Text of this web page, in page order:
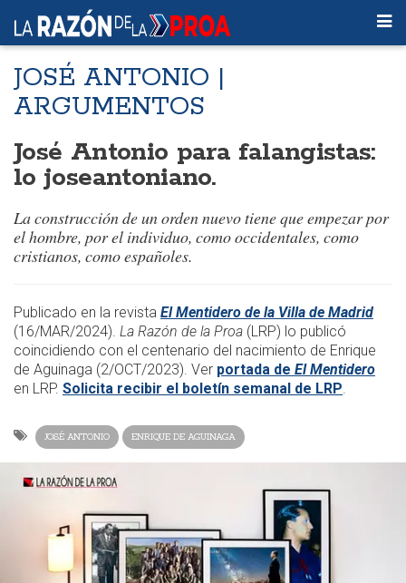
JOSÉ ANTONIO |
ARGUMENTOS
José Antonio para falangistas:
lo joseantoniano.
La construcción de un orden nuevo tiene que empezar por
el hombre, por el individuo, como occidentales, como
cristianos, como españoles.
Publicado en la revista El Mentidero de la Villa de Madrid
(16/MAR/2024). La Razón de la Proa (LRP) lo publicó
coincidiendo con el centenario del nacimiento de Enrique
de Aguinaga (2/OCT/2023). Ver portada de El Mentidero
en LRP. Solicita recibir el boletín semanal de LRP.
JOSÉ ANTONIO ENRIQUE DE AGUINAGA